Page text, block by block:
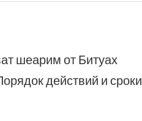
шеарим от Битуах
действий и сроки